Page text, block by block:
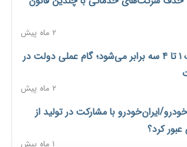
۲ روز پیش
فهرست کالاهای فولادی و فلزات مشمول بازگشت ۱۰۰ درصد ارز
۲ روز پیش
سایه تورم؛ قدرت خرید یارانه یک‌میلیونی
۲ روز پیش
۲ ماه پیش
یارانه خانواده‌های دهک ۱ تا ۴ سه برابر می‌شود؛ گام عملی دولت در
۲ ماه پیش
ایران‌خودرو با مشارکت در تولید از
کرد؟
۱ ماه پیش